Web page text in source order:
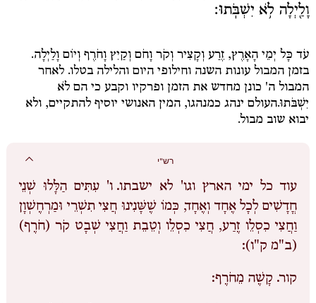
וָלַ֖יְלָה לֹ֥א יִשְׁבֹּֽתוּ׃
עֹד כָּל יְמֵי הָאָרֶץ, זֶרַע וְקָצִיר וְקֹר וָחֹם וְקַיִץ וָחֹרֶף וְיוֹם וָלַיְלָה.
בזמן המבול עונות השנה וחילופי היום והלילה בטלו. לאחר
המבול ה' כונן מחדש את הזמן ופרקיו וקבע כי הם לֹא
יִשְׁבֹּתוּ.העולם ינהג כמנהגו, המין האנושי יוסיף להתקיים, ולא
יבוא שוב מבול.
רש"י
עוד כל ימי הארץ וגו' לא ישבתו. ו' עִתִּים הַלָּלוּ שְׁנֵי
חֳדָשִׁים לְכָל אֶחָד וְאֶחָד, כְּמוֹ שֶׁשָּׁנִינוּ חֲצִי תִשְׁרֵי וּמַרְחֶשְׁוָן
וַחֲצִי כִסְלֵו זֶרַע, חֲצִי כִסְלֵו וְטֵבֵת וַחֲצִי שְׁבָט קֹר (חֹרֶף)
(ב"מ ק"ו):
קור. קָשֶׁה מֵחֹרֶף: